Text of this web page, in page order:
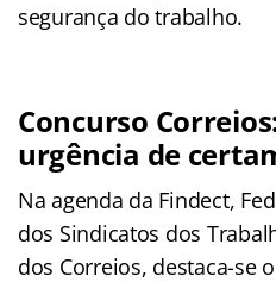
segurança do trabalho.
Concurso
urgência de
Na agenda da Findect,
dos Sindicatos dos
dos Correios, destaca-se